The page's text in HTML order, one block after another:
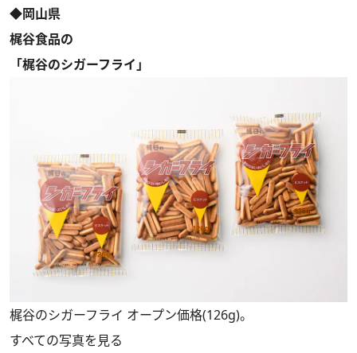
◆岡山県
梶谷食品の
「梶谷のシガーフライ」
梶谷のシガーフライ オープン価格(126g)。
すべての写真を見る